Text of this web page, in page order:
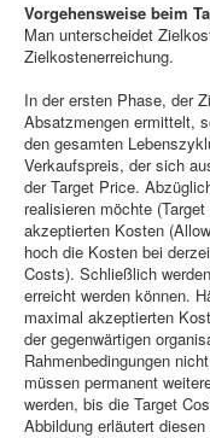
Vorgehensweise beim
Man unterscheidet
Zielkostenerreichung.
In der ersten Phase, der
Absatzmengen ermittelt,
den gesamten
Verkaufspreis, der sich
der Target Price.
realisieren möchte
akzeptierten Kosten
hoch die Kosten bei
Costs). Schließlich
erreicht werden können.
maximal akzeptierten
der gegenwärtigen
Rahmenbedingungen
müssen permanent
werden, bis die Target
Abbildung erläutert